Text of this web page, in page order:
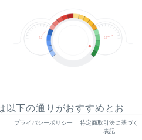
以下の通りがおすすめとお
プライバシーポリシー
特定商取引法に基づく
表記